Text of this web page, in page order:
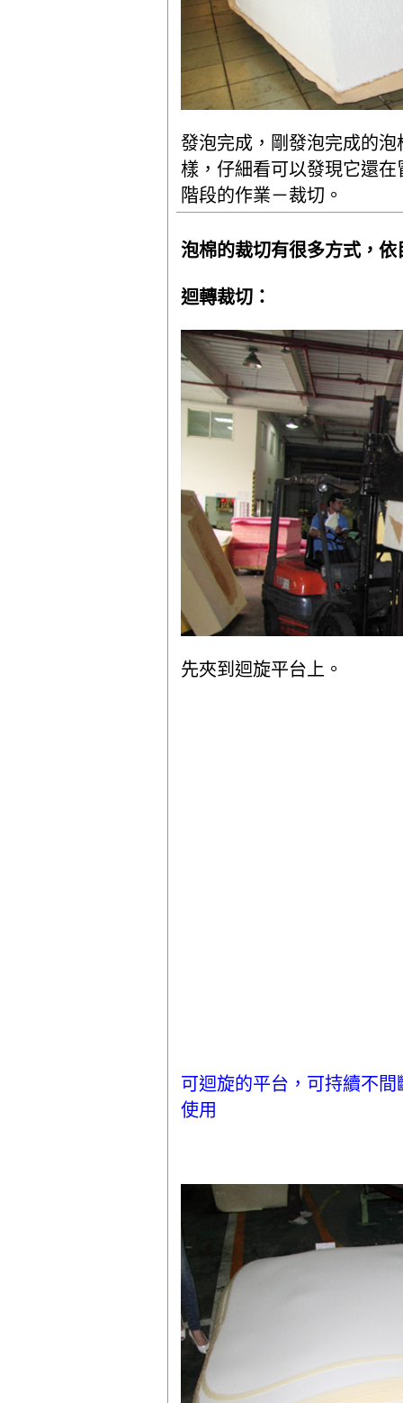
發泡完成，剛發泡完成的
樣，仔細看可以發現它還
階段的作業－裁切。
泡棉的裁切有很多方式，
迴轉裁切：
先夾到迴旋平台上。
可迴旋的平台，可持續不
使用